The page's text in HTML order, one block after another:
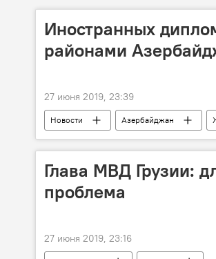
Иностранных
районами
27 июня 2019, 23:39
Новости Азербайджан
Глава МВД Грузии:
проблема
27 июня 2019, 23:16